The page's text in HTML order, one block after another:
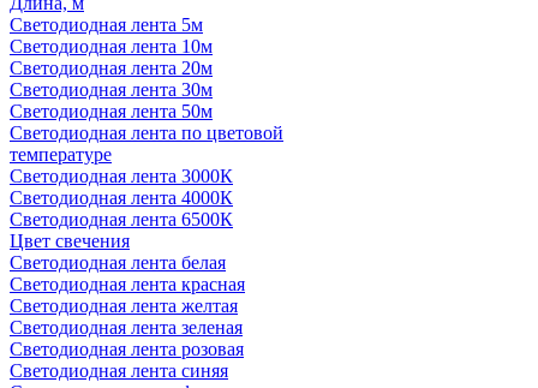
Светодиодная лента 5м
Светодиодная лента 10м
Светодиодная лента 20м
Светодиодная лента 30м
Светодиодная лента 50м
Светодиодная лента по цветовой
температуре
Светодиодная лента 3000К
Светодиодная лента 4000К
Светодиодная лента 6500К
Цвет свечения
Светодиодная лента белая
Светодиодная лента красная
Светодиодная лента желтая
Светодиодная лента зеленая
Светодиодная лента розовая
Светодиодная лента синяя